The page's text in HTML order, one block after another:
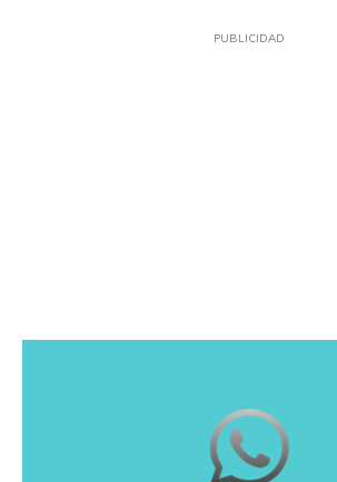
PUBLICIDAD